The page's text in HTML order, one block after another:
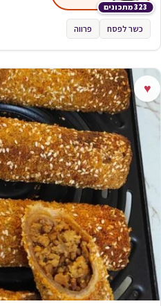
323 מתכונים
כשר לפסח פרווה
♥